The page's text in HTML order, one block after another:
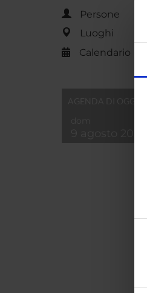
Persone
Luoghi
Calendario